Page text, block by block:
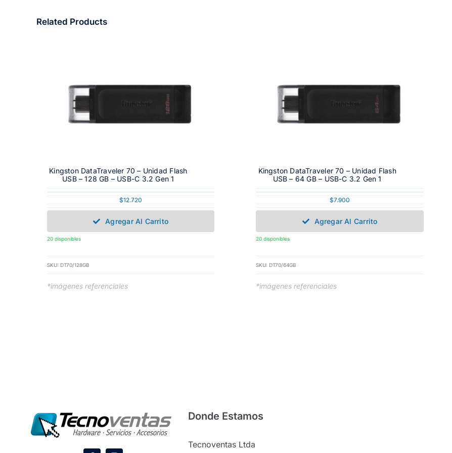
Related Products
Kingston DataTraveler 70 – Unidad Flash
USB – 128 GB – USB-C 3.2 Gen 1
$12.720
Agregar Al Carrito
20 disponibles
SKU: DT70/128GB
*imágenes referenciales
Kingston DataTraveler 70 – Unidad Flash
USB – 64 GB – USB-C 3.2 Gen 1
$7.900
Agregar Al Carrito
20 disponibles
SKU: DT70/64GB
*imágenes referenciales
Donde Estamos
Tecnoventas Ltda